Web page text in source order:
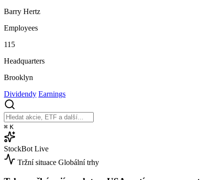
Barry Hertz
Employees
115
Headquarters
Brooklyn
Dividendy Earnings
⌘ K
StockBot Live
Tržní situace Globální trhy